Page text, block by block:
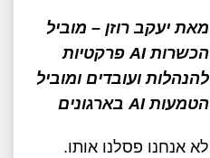
מאת יעקב רוזן – מוביל
הכשרות AI פרקטיות
להנהלות ועובדים ומוביל
הטמעות AI בארגונים
לא אנחנו פסלנו אותו.